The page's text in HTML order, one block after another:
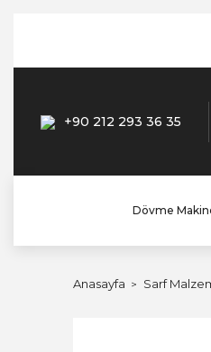
+90 212 293 36 35
Dövme
Anasayfa Sarf